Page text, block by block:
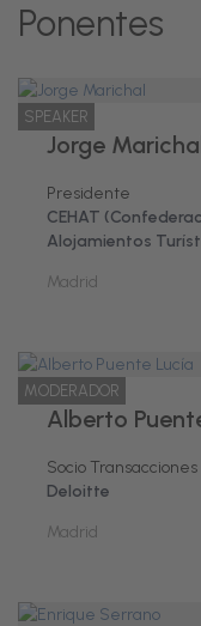
Ponentes
SPEAKER
Jorge
Presidente
CEHAT
Alojamientos
Madrid
MODERADOR
Alberto
Socio Transacciones
Deloitte
Madrid